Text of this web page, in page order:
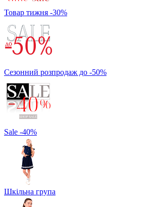
Товар тижня -30%
Сезонний розпродаж до -50%
Sale -40%
Шкільна група